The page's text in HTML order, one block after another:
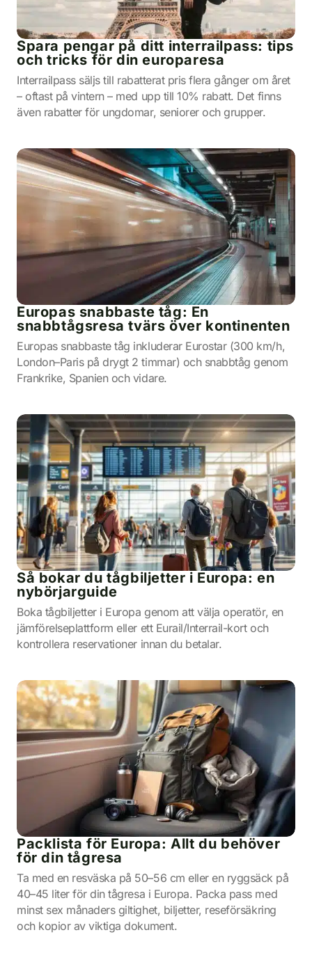
Spara pengar på ditt interrailpass: tips
och tricks för din europaresa
Interrailpass säljs till rabatterat pris flera gånger om året
– oftast på vintern – med upp till 10% rabatt. Det finns
även rabatter för ungdomar, seniorer och grupper.
Europas snabbaste tåg: En
snabbtågsresa tvärs över kontinenten
Europas snabbaste tåg inkluderar Eurostar (300 km/h,
London–Paris på drygt 2 timmar) och snabbtåg genom
Frankrike, Spanien och vidare.
Så bokar du tågbiljetter i Europa: en
nybörjarguide
Boka tågbiljetter i Europa genom att välja operatör, en
jämförelseplattform eller ett Eurail/Interrail-kort och
kontrollera reservationer innan du betalar.
Packlista för Europa: Allt du behöver
för din tågresa
Ta med en resväska på 50–56 cm eller en ryggsäck på
40–45 liter för din tågresa i Europa. Packa pass med
minst sex månaders giltighet, biljetter, reseförsäkring
och kopior av viktiga dokument.